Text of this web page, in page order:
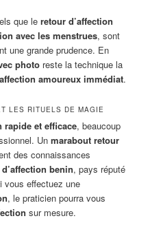
que leretour d’affection
avec les menstrues, sont
une grande prudence. En
photo reste la technique la
amoureux immédiat.
LES RITUELS DE MAGIE
rapide et efficace, beaucoup
Unmarabout retour
des connaissances
benin, pays réputé
vous effectuez une
, le praticien pourra vous
sur mesure.